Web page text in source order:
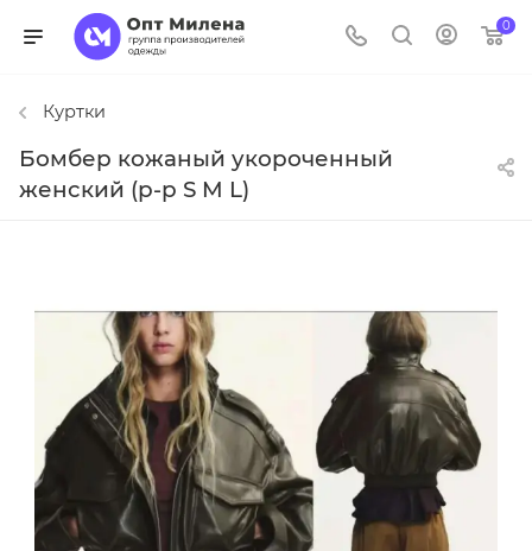
0
Куртки
Бомбер кожаный укороченный
женский (р-р S M L)